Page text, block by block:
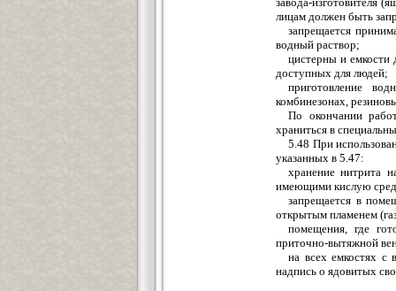
лицам должен быть
запрещается
водный раствор;
цистерны и емкости
доступных для людей;
приготовление
комбинезонах,
По окончании
храниться в
5.48 При
указанных в 5.47:
хранение нитрита
имеющими кислую
запрещается в
открытым пламенем
помещения, где
приточно-вытяжной
на всех емкостях с
надпись о ядовитых